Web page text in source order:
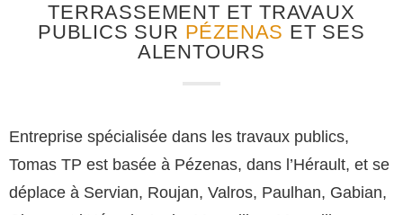
TERRASSEMENT ET TRAVAUX
PUBLICS SUR PÉZENAS ET SES
ALENTOURS
Entreprise spécialisée dans les travaux publics,
Tomas TP est basée à Pézenas, dans l’Hérault, et se
déplace à Servian, Roujan, Valros, Paulhan, Gabian,